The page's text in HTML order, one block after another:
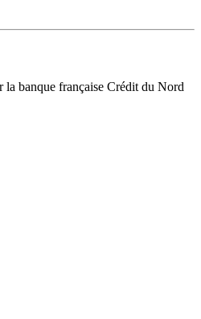
la banque française Crédit du Nord